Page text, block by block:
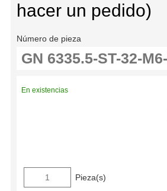
hacer un pedido)
Número de pieza
En existencias
Pieza(s)